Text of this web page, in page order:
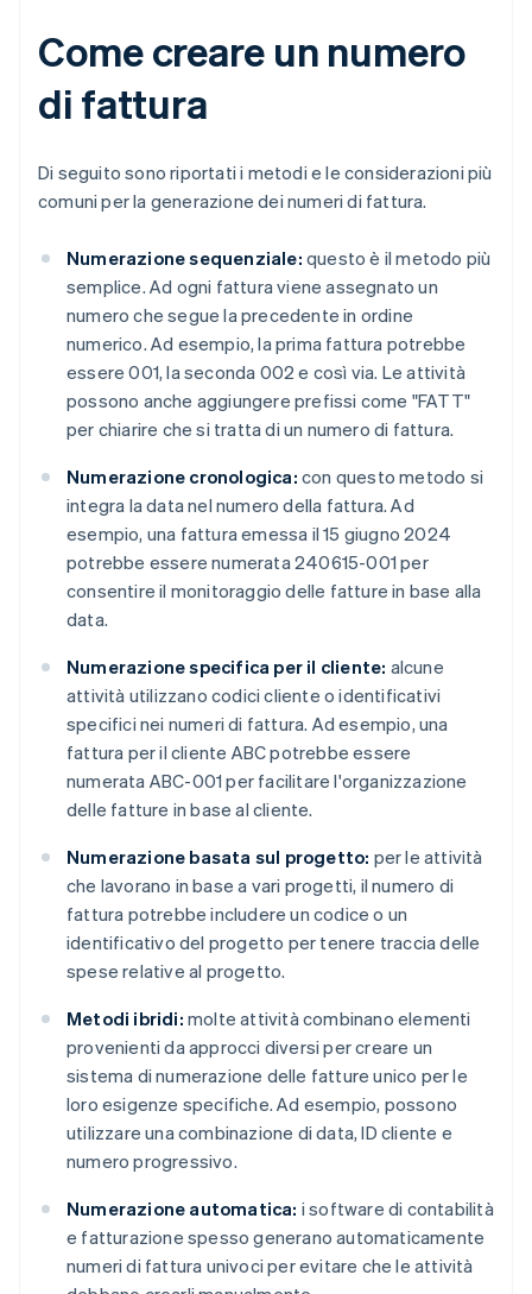
Come creare un numero
di fattura
Di seguito sono riportati i metodi e le considerazioni più
comuni per la generazione dei numeri di fattura.
Numerazione sequenziale: questo è il metodo più
semplice. Ad ogni fattura viene assegnato un
numero che segue la precedente in ordine
numerico. Ad esempio, la prima fattura potrebbe
essere 001, la seconda 002 e così via. Le attività
possono anche aggiungere prefissi come "FATT"
per chiarire che si tratta di un numero di fattura.
Numerazione cronologica: con questo metodo si
integra la data nel numero della fattura. Ad
esempio, una fattura emessa il 15 giugno 2024
potrebbe essere numerata 240615-001 per
consentire il monitoraggio delle fatture in base alla
data.
Numerazione specifica per il cliente: alcune
attività utilizzano codici cliente o identificativi
specifici nei numeri di fattura. Ad esempio, una
fattura per il cliente ABC potrebbe essere
numerata ABC-001 per facilitare l'organizzazione
delle fatture in base al cliente.
Numerazione basata sul progetto: per le attività
che lavorano in base a vari progetti, il numero di
fattura potrebbe includere un codice o un
identificativo del progetto per tenere traccia delle
spese relative al progetto.
Metodi ibridi: molte attività combinano elementi
provenienti da approcci diversi per creare un
sistema di numerazione delle fatture unico per le
loro esigenze specifiche. Ad esempio, possono
utilizzare una combinazione di data, ID cliente e
numero progressivo.
Numerazione automatica: i software di contabilità
e fatturazione spesso generano automaticamente
numeri di fattura univoci per evitare che le attività